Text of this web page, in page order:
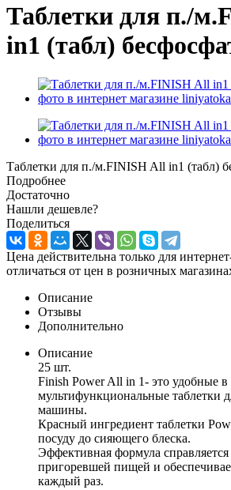
Таблетки для п./
in1 (табл)
Таблетки для п./м.FINISH All in1 (табл)
Подробнее
Достаточно
Нашли дешевле?
Поделиться
Цена действительна только для
отличаться от цен в розничных
Описание
Отзывы
Дополнительно
Описание
25 шт.
Finish Power All in 1- это удобные в
мультифункциональные таблетки
машины.
Красный ингредиент таблетки
посуду до сияющего блеска.
Эффективная формула справляется
пригоревшей пищей и
каждый раз.